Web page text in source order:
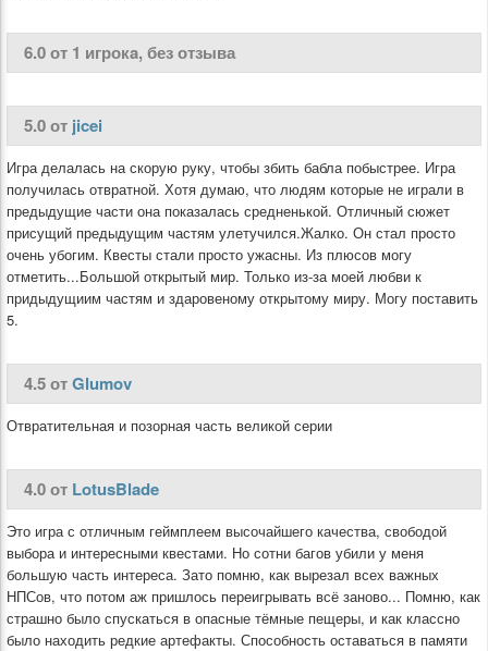
6.0 от 1 игрокa, без отзыва
5.0 от jicei
Игра делалась на скорую руку, чтобы збить бабла побыстрее. Игра
получилась отвратной. Хотя думаю, что людям которые не играли в
предыдущие части она показалась средненькой. Отличный сюжет
присущий предыдущим частям улетучился.Жалко. Он стал просто
очень убогим. Квесты стали просто ужасны. Из плюсов могу
отметить...Большой открытый мир. Только из-за моей любви к
придыдущиим частям и здаровеному открытому миру. Могу поставить
5.
4.5 отGlumov
Отвратительная и позорная часть великой серии
4.0 от LotusBlade
Это игра с отличным геймплеем высочайшего качества, свободой
выбора и интересными квестами. Но сотни багов убили у меня
большую часть интереса. Зато помню, как вырезал всех важных
НПСов, что потом аж пришлось переигрывать всё заново... Помню, как
страшно было спускаться в опасные тёмные пещеры, и как классно
было находить редкие артефакты. Способность оставаться в памяти